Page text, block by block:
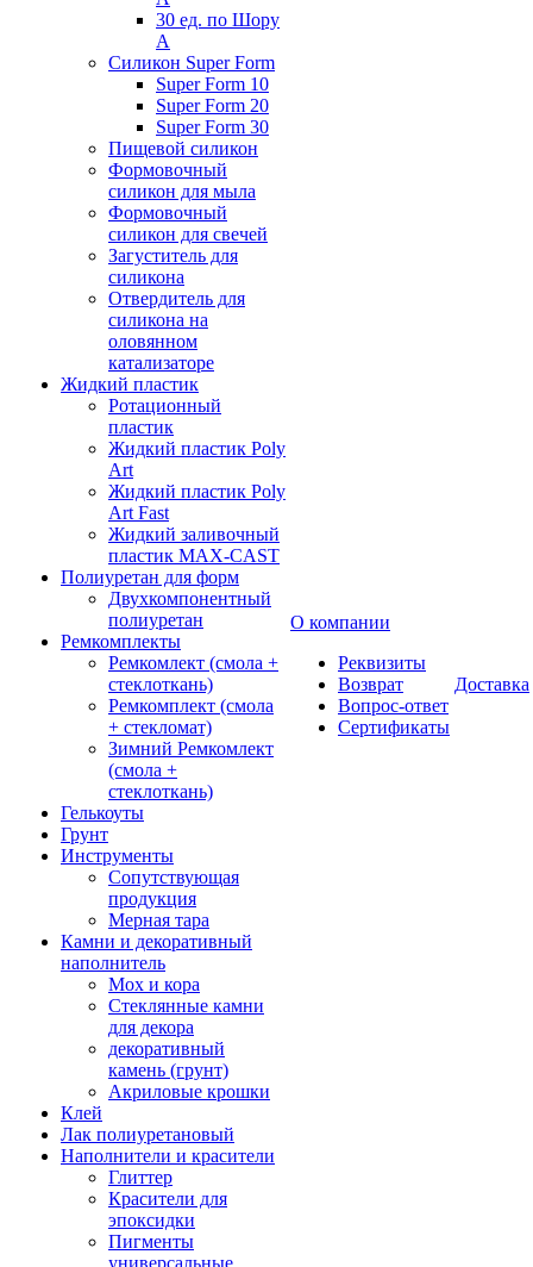
30 ед. по Шору
А
Силикон Super Form
Super Form 10
Super Form 20
Super Form 30
Пищевой силикон
Формовочный
силикон для мыла
Формовочный
силикон для свечей
Загуститель для
силикона
Отвердитель для
силикона на
оловянном
катализаторе
Жидкий пластик
Ротационный
пластик
Жидкий пластик Poly
Art
Жидкий пластик Poly
Art Fast
Жидкий заливочный
пластик MAX-CAST
Полиуретан для форм
Двухкомпонентный
полиуретан
Ремкомплекты
Ремкомлект (смола +
стеклоткань)
Ремкомплект (смола
+ стекломат)
Зимний Ремкомлект
(смола +
стеклоткань)
Гелькоуты
Грунт
Инструменты
Сопутствующая
продукция
Мерная тара
Камни и декоративный
наполнитель
Мох и кора
Стеклянные камни
для декора
декоративный
камень (грунт)
Акриловые крошки
Клей
Лак полиуретановый
Наполнители и красители
Глиттер
Красители для
эпоксидки
Пигменты
универсальные
О компании
Реквизиты
Возврат
Вопрос-ответ
Сертификаты
Доставка